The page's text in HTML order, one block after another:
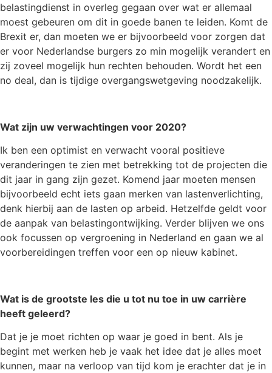
belastingdienst in overleg gegaan over wat er allemaal
moest gebeuren om dit in goede banen te leiden. Komt de
Brexit er, dan moeten we er bijvoorbeeld voor zorgen dat
er voor Nederlandse burgers zo min mogelijk verandert en
zij zoveel mogelijk hun rechten behouden. Wordt het een
no deal, dan is tijdige overgangswetgeving noodzakelijk.
Wat zijn uw verwachtingen voor 2020?
Ik ben een optimist en verwacht vooral positieve
veranderingen te zien met betrekking tot de projecten die
dit jaar in gang zijn gezet. Komend jaar moeten mensen
bijvoorbeeld echt iets gaan merken van lastenverlichting,
denk hierbij aan de lasten op arbeid. Hetzelfde geldt voor
de aanpak van belastingontwijking. Verder blijven we ons
ook focussen op vergroening in Nederland en gaan we al
voorbereidingen treffen voor een op nieuw kabinet.
Wat is de grootste les die u tot nu toe in uw carrière
heeft geleerd?
Dat je je moet richten op waar je goed in bent. Als je
begint met werken heb je vaak het idee dat je alles moet
kunnen, maar na verloop van tijd kom je erachter dat je in